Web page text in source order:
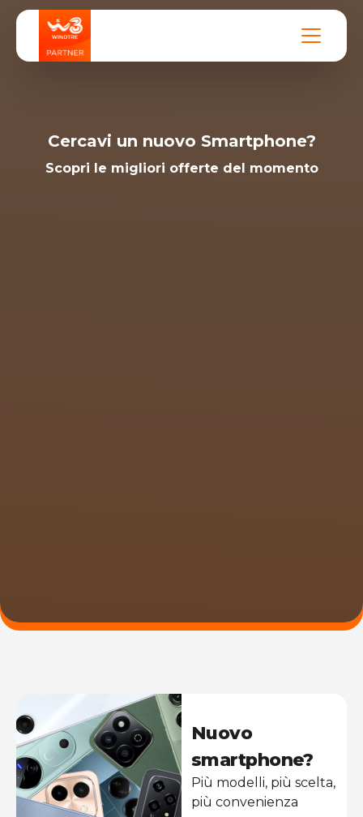
Cercavi un nuovo Smartphone?
Scopri le migliori offerte del momento
Nuovo
smartphone?
Più modelli, più scelta,
più convenienza